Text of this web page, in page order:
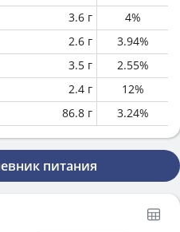
3.6 г 4%
2.6 г 3.94%
3.5 г 2.55%
2.4 г 12%
86.8 г 3.24%
питания